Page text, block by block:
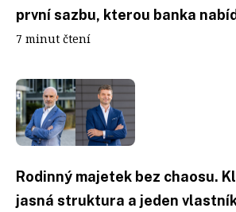
první sazbu, kterou banka
7 minut čtení
Rodinný majetek bez chaosu.
jasná struktura a jeden